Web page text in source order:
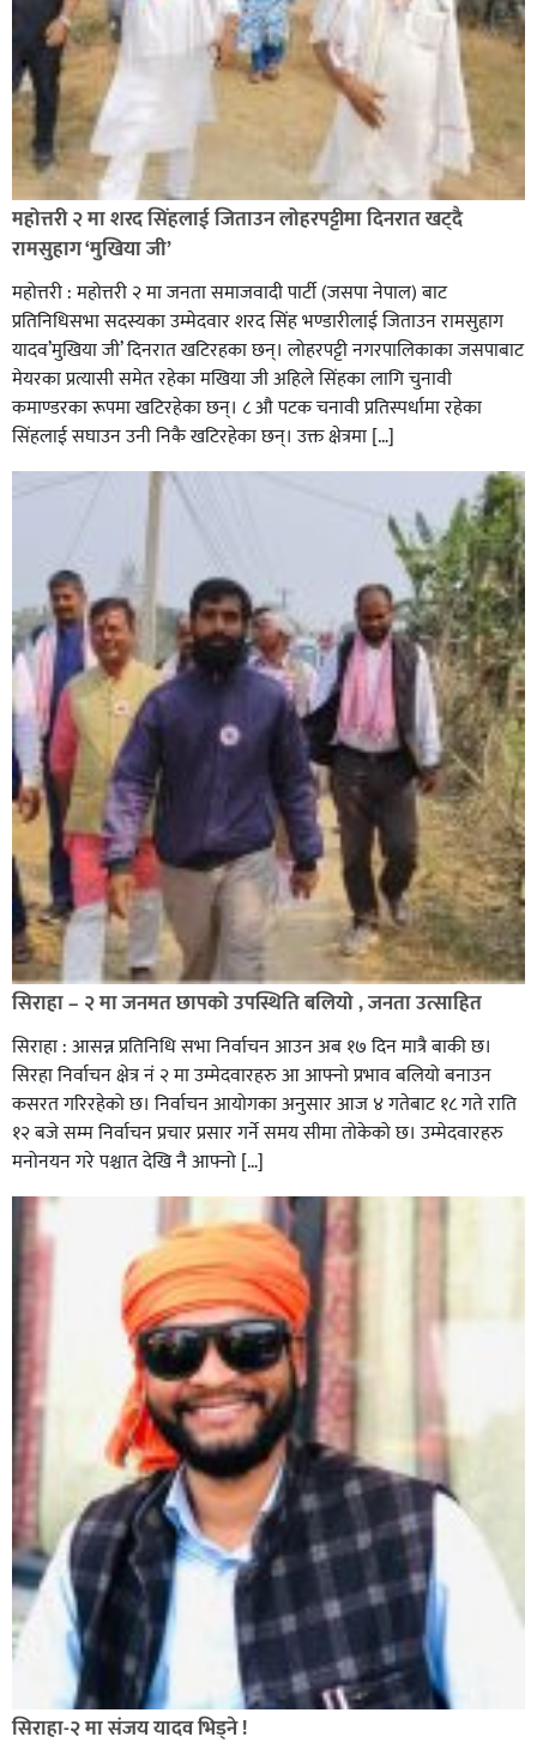
रक्तदान सेवामा जिल्लामै दोस्रो स्थान ल्याएकोमा जनमत नेताद्वय
रेडक्रस सिराहा द्वारा सम्मानित
सिराहाको औरहीमा जेन-जी भेला सम्पन्न
महोत्तरी २ मा शरद सिंहलाई जिताउन लोहरपट्टीमा दिनरात खट्दै
रामसुहाग ‘मुखिया जी’
महोत्तरी : महोत्तरी २ मा जनता समाजवादी पार्टी (जसपा नेपाल) बाट
प्रतिनिधिसभा सदस्यका उम्मेदवार शरद सिंह भण्डारीलाई जिताउन रामसुहाग
यादव’मुखिया जी’ दिनरात खटिरहका छन्। लोहरपट्टी नगरपालिकाका जसपाबाट
मेयरका प्रत्यासी समेत रहेका मखिया जी अहिले सिंहका लागि चुनावी
कमाण्डरका रूपमा खटिरहेका छन्। ८ औ पटक चनावी प्रतिस्पर्धामा रहेका
सिंहलाई सघाउन उनी निकै खटिरहेका छन्। उक्त क्षेत्रमा […]
सिराहा – २ मा जनमत छापको उपस्थिति बलियो , जनता उत्साहित
सिराहा : आसन्न प्रतिनिधि सभा निर्वाचन आउन अब १७ दिन मात्रै बाकी छ।
सिरहा निर्वाचन क्षेत्र नं २ मा उम्मेदवारहरु आ आफ्नो प्रभाव बलियो बनाउन
कसरत गरिरहेको छ। निर्वाचन आयोगका अनुसार आज ४ गतेबाट १८ गते राति
१२ बजे सम्म निर्वाचन प्रचार प्रसार गर्ने समय सीमा तोकेको छ। उम्मेदवारहरु
मनोनयन गरे पश्चात देखि नै आफ्नो […]
सिराहा-२ मा संजय यादव भिड्ने !